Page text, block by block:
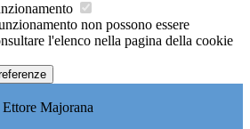
non possono essere
l'elenco nella pagina della cookie
Majorana